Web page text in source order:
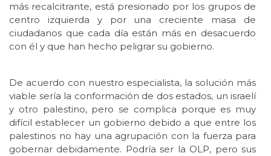
más recalcitrante, está presionado por los grupos de
centro izquierda y por una creciente masa de
ciudadanos que cada día están más en desacuerdo
con él y que han hecho peligrar su gobierno.
De acuerdo con nuestro especialista, la solución más
viable sería la conformación de dos estados, un israelí
y otro palestino, pero se complica porque es muy
difícil establecer un gobierno debido a que entre los
palestinos no hay una agrupación con la fuerza para
gobernar debidamente. Podría ser la OLP, pero sus